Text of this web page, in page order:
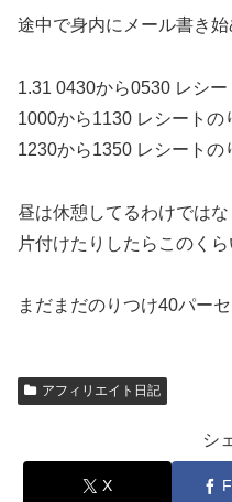
途中で身内にメール書き
1.31 0430から0530 レシー
1000から1130 レシートの
1230から1350 レシートの
昼は休憩してるわけでは
片付けたりしたらこのく
まだまだのりつけ40パー
アフィリエイト日記
シ
X